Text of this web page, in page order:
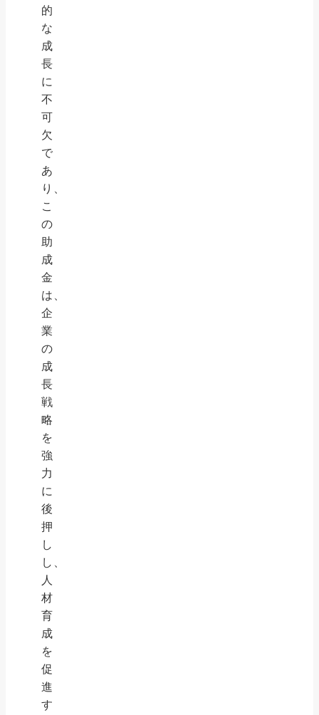
的
な
成
長
に
不
可
欠
で
あ
り、
こ
の
助
成
金
は、
企
業
の
成
長
戦
略
を
強
力
に
後
押
し
し、
人
材
育
成
を
促
進
す